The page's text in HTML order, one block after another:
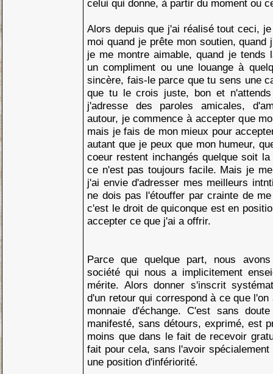
celui qui donne, à partir du moment ou
Alors depuis que j'ai réalisé tout ceci,
moi quand je prête mon soutien, quand
je me montre aimable, quand je tends
un compliment ou une louange à
sincère, fais-le parce que tu sens une
que tu le crois juste, bon et
j'adresse des paroles amicales,
autour, je commence à accepter que
mais je fais de mon mieux pour
autant que je peux que mon humeur,
coeur restent inchangés quelque soit
ce n'est pas toujours facile. Mais je
j'ai envie d'adresser mes meilleurs
ne dois pas l'étouffer par crainte de
c'est le droit de quiconque est en
accepter ce que j'ai a offrir.
Parce que quelque part, nous
société qui nous a implicitement
mérite. Alors donner s'inscrit
d'un retour qui correspond à ce que
monnaie d'échange. C'est sans
manifesté, sans détours, exprimé, est
moins que dans le fait de recevoir
fait pour cela, sans l'avoir
une position d'infériorité.